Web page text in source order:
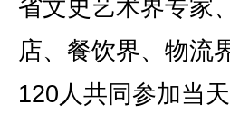
省文史艺术界专家
店、餐饮界、物流
120人共同参加当天